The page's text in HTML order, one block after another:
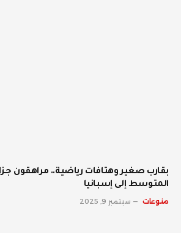
بقارب صغير وهتافات رياضية.. مراهقون
المتوسط إلى إسبانيا
منوعات سبتمبر 9, 2025